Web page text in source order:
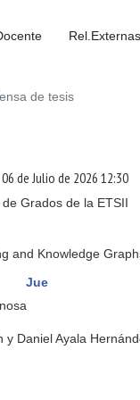
Rel.Externas
Jue
de tesis
de Julio de 2026 12:30
Grados de la ETSII
and Knowledge
y Daniel Ayala